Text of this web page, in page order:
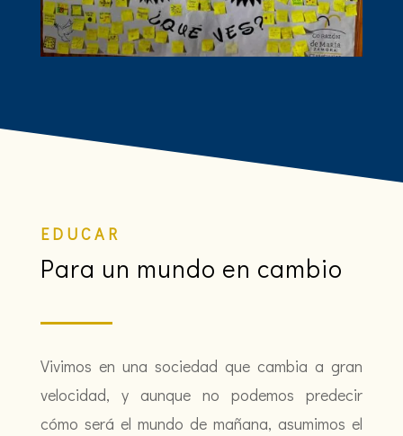
EDUCAR
Para un mundo en cambio
Vivimos en una sociedad que cambia a gran
velocidad, y aunque no podemos predecir
cómo será el mundo de mañana, asumimos el